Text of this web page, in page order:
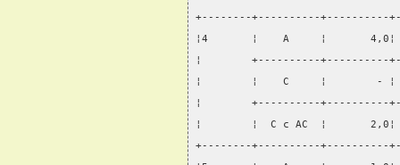
+--------+----------+----------
¦4       ¦    А     ¦
¦        +----------+----------
¦        ¦    С     ¦        - ¦
¦        +----------+----------
¦        ¦  С с АС  ¦
+--------+----------+----------